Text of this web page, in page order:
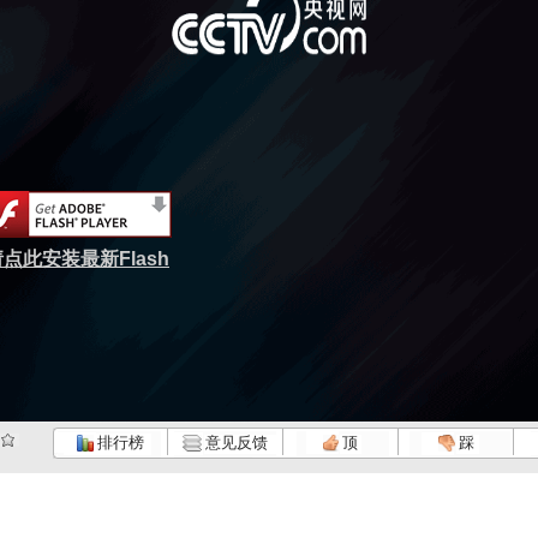
点此安装最新Flash
排行榜 意见反馈 顶 踩